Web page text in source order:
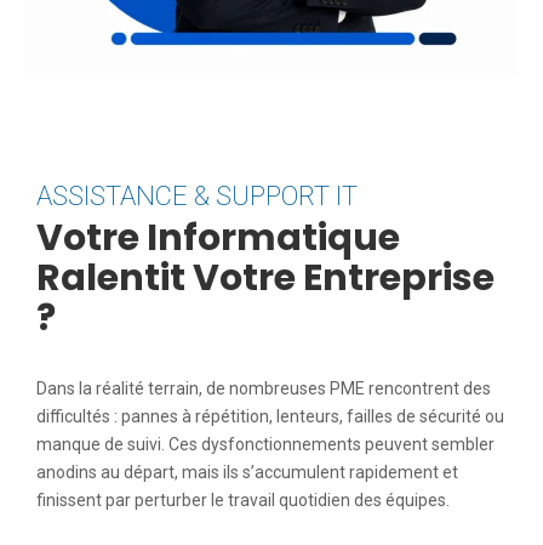
ASSISTANCE & SUPPORT IT
Votre Informatique
Ralentit Votre Entreprise
?
Dans la réalité terrain, de nombreuses PME rencontrent des
difficultés : pannes à répétition, lenteurs, failles de sécurité ou
manque de suivi. Ces dysfonctionnements peuvent sembler
anodins au départ, mais ils s’accumulent rapidement et
finissent par perturber le travail quotidien des équipes.